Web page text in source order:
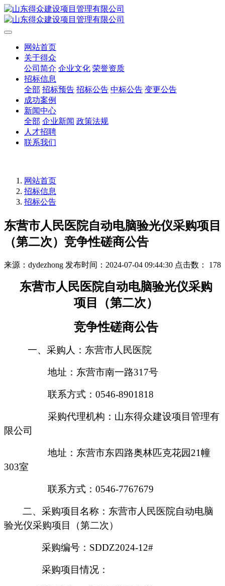
网站首页
关于得众
公司简介 企业文化 荣誉资质
招标信息
全部 招标预告 招标公告 中标公告 变更公告
成功案例
新闻中心
全部 企业新闻 政策法规
人才招聘
联系我们
网站首页
招标信息
招标公告
东营市人民医院自动电脑验光仪采购项目
（第二次）竞争性磋商公告
来源：dydezhong 发布时间：2024-07-04 09:44:30 点击数： 178
东营市人民医院自动电脑验光仪采购
项目（第二次）
竞争性磋商公告
一、采购人： 东营市人民医院
地址： 东营市南一路317号
联系方式： 0546-8901818
采购代理机构：山东得众建设项目管理有
限公司
地址：东营市东四路奥林匹克花园21幢
303室
联系方式： 0546-7767679
二、 采购项目名称： 东营市人民医院自动电脑
验光仪采购项目（第二次）
采购编号： SDDZ2024-12#
采购项目情况：